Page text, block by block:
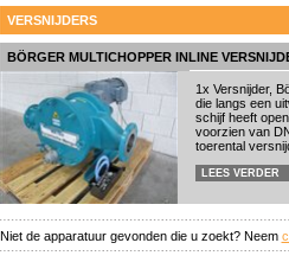
VERSNIJDERS
BÖRGER MULTICHOPPER INLINE
1x Versnijder,
die langs een
schijf heeft
voorzien van
toerental
LEES VERDER
Niet de apparatuur gevonden die u zoekt? Neem